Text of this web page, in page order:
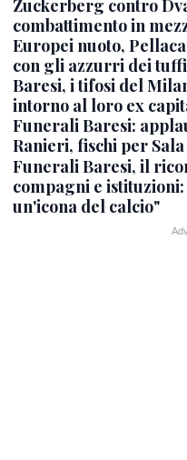
Zuckerberg contro
combattimento in
Europei nuoto,
con gli azzurri dei tuffi
Baresi, i tifosi del
intorno al loro ex
Funerali Baresi:
Ranieri, fischi per
Funerali Baresi, il
compagni e
un'icona del calcio"